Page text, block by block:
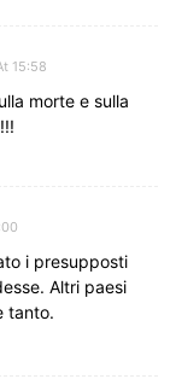
15:58
morte e sulla
i presupposti
Altri paesi
tanto.